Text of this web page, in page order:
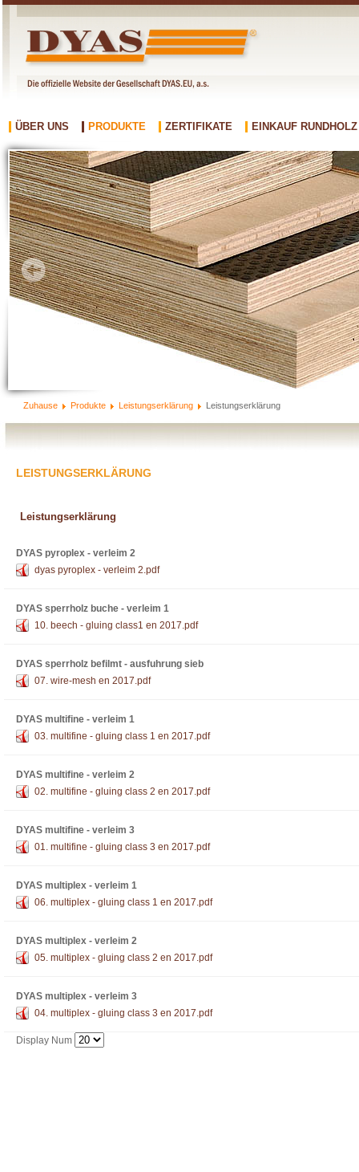
ÜBER UNS PRODUKTE ZERTIFIKATE EINKAUF RUNDHOLZ
Zuhause Produkte Leistungserklärung Leistungserklärung
LEISTUNGSERKLÄRUNG
Leistungserklärung
DYAS pyroplex - verleim 2
dyas pyroplex - verleim 2.pdf
DYAS sperrholz buche - verleim 1
10. beech - gluing class1 en 2017.pdf
DYAS sperrholz befilmt - ausfuhrung sieb
07. wire-mesh en 2017.pdf
DYAS multifine - verleim 1
03. multifine - gluing class 1 en 2017.pdf
DYAS multifine - verleim 2
02. multifine - gluing class 2 en 2017.pdf
DYAS multifine - verleim 3
01. multifine - gluing class 3 en 2017.pdf
DYAS multiplex - verleim 1
06. multiplex - gluing class 1 en 2017.pdf
DYAS multiplex - verleim 2
05. multiplex - gluing class 2 en 2017.pdf
DYAS multiplex - verleim 3
04. multiplex - gluing class 3 en 2017.pdf
Display Num